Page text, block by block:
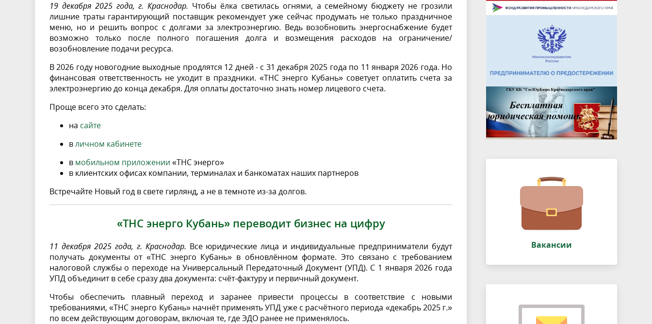
19 декабря 2025 года, г. Краснодар. Чтобы ёлка светилась огнями, а семейному бюджету не грозили
лишние траты гарантирующий поставщик рекомендует уже сейчас продумать не только праздничное
меню, но и решить вопрос с долгами за электроэнергию. Ведь возобновить энергоснабжение будет
возможно только после полного погашения долга и возмещения расходов на ограничение/
возобновление подачи ресурса.
В 2026 году новогодние выходные продлятся 12 дней - с 31 декабря 2025 года по 11 января 2026 года. Но
финансовая ответственность не уходит в праздники. «ТНС энерго Кубань» советует оплатить счета за
электроэнергию до конца декабря. Для оплаты достаточно знать номер лицевого счета.
Проще всего это сделать:
на сайте
вличном кабинете
в мобильном приложении «ТНС энерго»
в клиентских офисах компании, терминалах и банкоматах наших партнеров
Встречайте Новый год в свете гирлянд, а не в темноте из-за долгов.
«ТНС энерго Кубань» переводит бизнес на цифру
11 декабря 2025 года, г. Краснодар. Все юридические лица и индивидуальные предприниматели будут
получать документы от «ТНС энерго Кубань» в обновлённом формате. Это связано с требованием
налоговой службы о переходе на Универсальный Передаточный Документ (УПД). С 1 января 2026 года
УПД объединит в себе сразу два документа: счёт-фактуру и первичный документ.
Чтобы обеспечить плавный переход и заранее привести процессы в соответствие с новыми
требованиями, «ТНС энерго Кубань» начнёт применять УПД уже с расчётного периода «декабрь 2025 г.»
по всем действующим договорам, включая те, где ЭДО ранее не применялось.
Вакансии